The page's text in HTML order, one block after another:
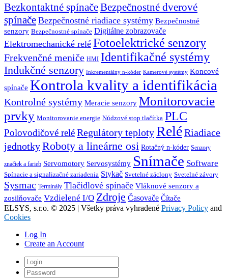
Bezkontaktné spínačeBezpečnostné dverové
spínače Bezpečnostné riadiace systémy Bezpečnostné
senzory Bezpečnostné spínače Digitálne zobrazovače
Elektromechanické relé Fotoelektrické senzory
Frekvenčné meniče HMI Identifikačné systémy
Indukčné senzory Inkrementálny n-kóder Kamerové systémy Koncové
spínače Kontrola kvality a identifikácia
Kontrolné systémy Meracie senzory Monitorovacie
prvky Monitorovanie energie Núdzové stop tlačítka PLC
Polovodičové reléRegulátory teplotyReléRiadiace
jednotkyRoboty a lineárne osi Rotačný n-kóder Senzory
značiek a farieb Servomotory Servosystémy Snímače Software
Spínacie a signalizačné zariadenia Stykač Svetelné záclony Svetelné závory
Sysmac Terminály Tlačidlové spínače Vláknové senzory a
zosilňovače Vzdielené I/O Zdroje Časovače Čítače
ELSYS, s.r.o. © 2025 | Všetky práva vyhradené Privacy Policy and
Cookies
Log In
Create an Account